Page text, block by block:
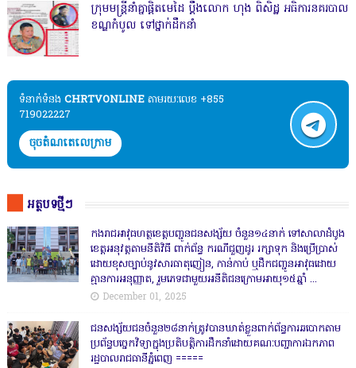
ក្រុមមន្ត្រីនាំគ្នាផ្ដិតមេដៃ ប្ដឹងលោក ហុង ពិសិដ្ឋ អធិការនគរបាល
ខណ្ឌកំបូល ទៅថ្នាក់ដឹកនាំ
ទំនាក់ទំនង​​ CHRTVONLINE តាមរយៈលេខ +855
719022227
ចុចតំណតេលេក្រាម
អត្ថបទថ្មីៗ
កងរាជឣាវុធហត្ថខេត្តបញ្ជូនជនសង្ស័យ ចំនួន១៤នាក់ ទៅសាលាដំបូង
ខេត្តឣនុវត្តតាមនីតិវិធី ពាក់ព័ន្ធ ករណីជួញដូរ រក្សាទុក និងប្រើប្រាស់
ដោយខុសច្បាប់នូវសារធាតុញៀន, កាន់កាប់ ឬដឹកជញ្ជូនអាវុធដោយ
គ្មានការអនុញ្ញាត, រួមភេទជាមួយអនីតិជនក្រោមអាយុ១៥ឆ្នាំ ...
December 01, 2025
ជនសង្ស័យជនចំនួន២៨នាក់ត្រូវបានឃាត់ខ្លួនពាក់ព័ន្ធការឆបោកតាម
ប្រព័ន្ធបច្ចេកវិទ្យាក្នុងប្រតិបត្តិការដឹកនាំដោយគណៈបញ្ជាការឯកភាព
រដ្ឋបាលរាជធានីភ្នំពេញ ‎=====